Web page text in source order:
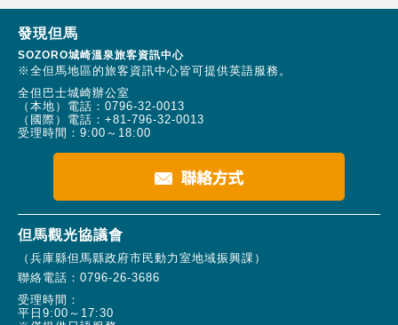
發現但馬
SOZORO城崎溫泉旅客資訊中心
※全但馬地區的旅客資訊中心皆可提供英語服務。
全但巴士城崎辦公室
（本地）電話： 0796-32-0013
（國際）電話： +81-796-32-0013
受理時間：9:00～18:00
但馬觀光協議會
（兵庫縣但馬縣政府市民動力室地域振興課）
聯絡電話： 0796-26-3686
受理時間：
平日9:00～17:30